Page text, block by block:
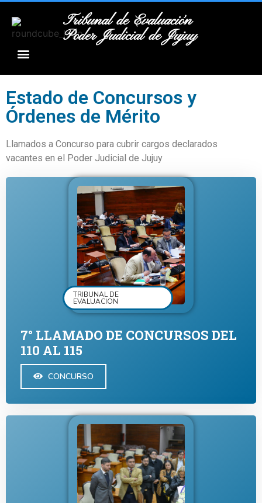
Tribunal de Evaluación
Poder Judicial de Jujuy
Estado de Concursos y
Órdenes de Mérito
Llamados a Concurso para cubrir cargos declarados
vacantes en el Poder Judicial de Jujuy
TRIBUNAL DE
EVALUACION
7° LLAMADO DE CONCURSOS DEL
110 AL 115
CONCURSO